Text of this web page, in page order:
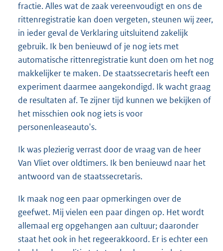
fractie. Alles wat de zaak vereenvoudigt en ons de
rittenregistratie kan doen vergeten, steunen wij zeer,
in ieder geval de Verklaring uitsluitend zakelijk
gebruik. Ik ben benieuwd of je nog iets met
automatische rittenregistratie kunt doen om het nog
makkelijker te maken. De staatssecretaris heeft een
experiment daarmee aangekondigd. Ik wacht graag
de resultaten af. Te zijner tijd kunnen we bekijken of
het misschien ook nog iets is voor
personenleaseauto's.
Ik was plezierig verrast door de vraag van de heer
Van Vliet over oldtimers. Ik ben benieuwd naar het
antwoord van de staatssecretaris.
Ik maak nog een paar opmerkingen over de
geefwet. Mij vielen een paar dingen op. Het wordt
allemaal erg opgehangen aan cultuur; daaronder
staat het ook in het regeerakkoord. Er is echter een